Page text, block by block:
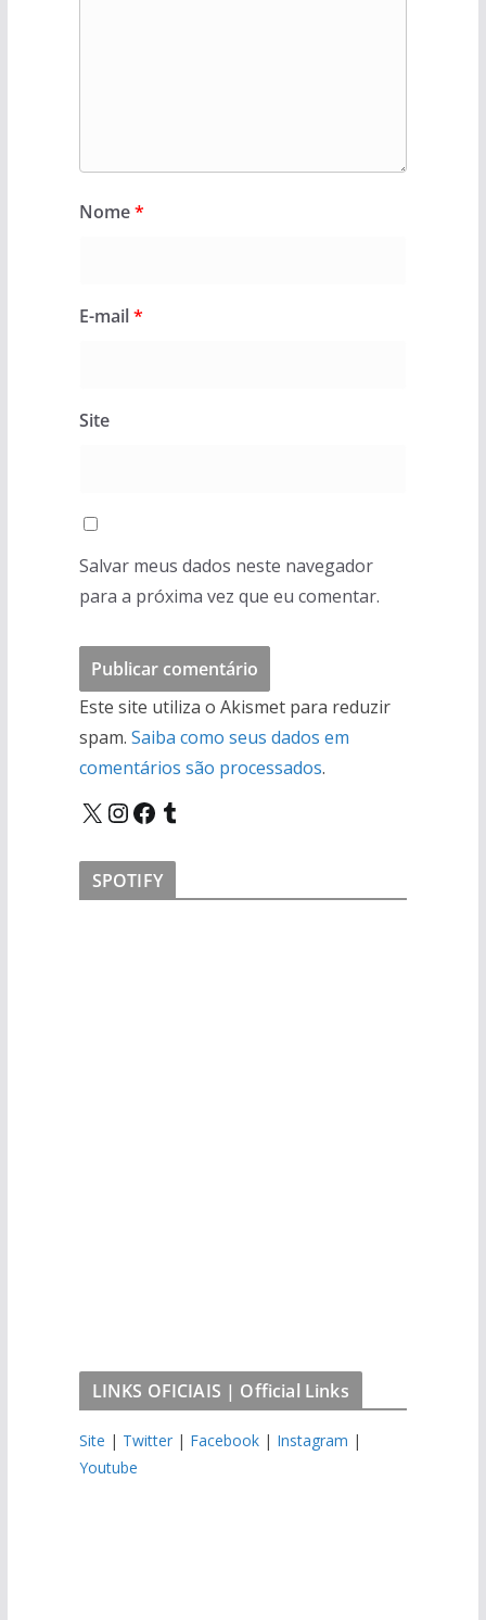
Nome*
E-mail*
Site
Salvar meus dados neste navegador
para a próxima vez que eu comentar.
Este site utiliza o Akismet para reduzir
spam. Saiba como seus dados em
comentários são processados.
X InstagramFacebook Tumblr
SPOTIFY
LINKS OFICIAIS | Official Links
Site | Twitter| Facebook| Instagram |
Youtube